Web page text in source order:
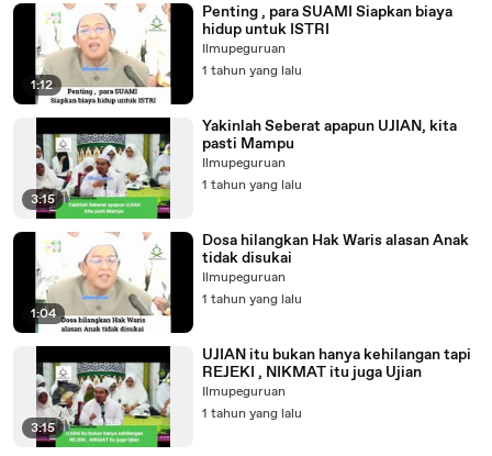
1:12
Penting , para SUAMI Siapkan biaya
hidup untuk ISTRI
Ilmupeguruan
1 tahun yang lalu
3:15
Yakinlah Seberat apapun UJIAN, kita
pasti Mampu
Ilmupeguruan
1 tahun yang lalu
1:04
Dosa hilangkan Hak Waris alasan Anak
tidak disukai
Ilmupeguruan
1 tahun yang lalu
3:15
UJIAN itu bukan hanya kehilangan tapi
REJEKI , NIKMAT itu juga Ujian
Ilmupeguruan
1 tahun yang lalu